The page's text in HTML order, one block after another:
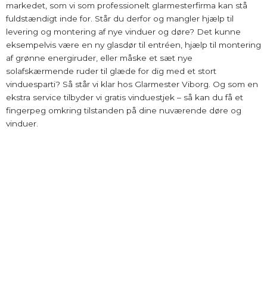
markedet, som vi som professionelt glarmesterfirma kan stå
fuldstændigt inde for. Står du derfor og mangler hjælp til
levering og montering af nye vinduer og døre? Det kunne
eksempelvis være en ny glasdør til entréen, hjælp til montering
af grønne energiruder, eller måske et sæt nye
solafskærmende ruder til glæde for dig med et stort
vinduesparti? Så står vi klar hos Glarmester Viborg. Og som en
ekstra service tilbyder vi gratis vinduestjek – så kan du få et
fingerpeg omkring tilstanden på dine nuværende døre og
vinduer.